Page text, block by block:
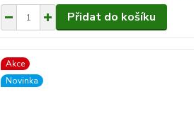
Přidat do košíku
Akce
Novinka